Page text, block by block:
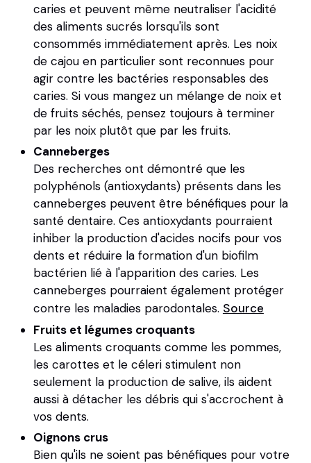
caries et peuvent même neutraliser l'acidité
des aliments sucrés lorsqu'ils sont
consommés immédiatement après. Les noix
de cajou en particulier sont reconnues pour
agir contre les bactéries responsables des
caries. Si vous mangez un mélange de noix et
de fruits séchés, pensez toujours à terminer
par les noix plutôt que par les fruits.
Canneberges
Des recherches ont démontré que les
polyphénols (antioxydants) présents dans les
canneberges peuvent être bénéfiques pour la
santé dentaire. Ces antioxydants pourraient
inhiber la production d'acides nocifs pour vos
dents et réduire la formation d'un biofilm
bactérien lié à l'apparition des caries. Les
canneberges pourraient également protéger
contre les maladies parodontales. Source
Fruits et légumes croquants
Les aliments croquants comme les pommes,
les carottes et le céleri stimulent non
seulement la production de salive, ils aident
aussi à détacher les débris qui s'accrochent à
vos dents.
Oignons crus
Bien qu'ils ne soient pas bénéfiques pour votre